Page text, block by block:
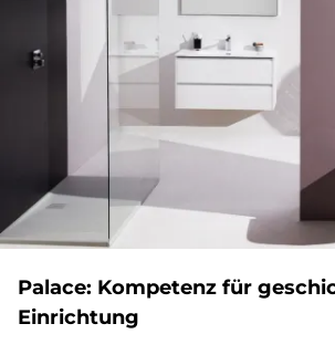
Palace: Kompetenz für
Einrichtung